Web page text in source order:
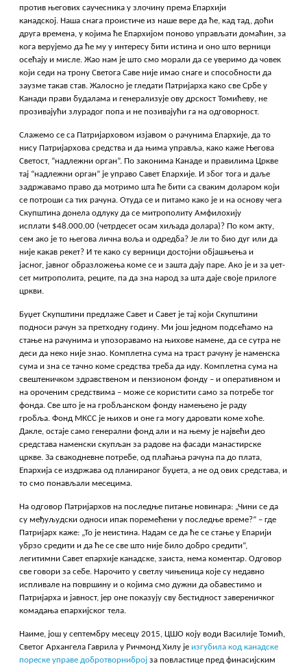
против његових саучесника у злочину према Епархији
канадској. Наша снага проистиче из наше вере да ће, кад тад, доћи
друга времена, у којима ће Епархијом поново управљати домаћин, за
кога верујемо да ће му у интересу бити истина и оно што верници
осећају и мисле. Жао нам је што смо морали да се уверимо да човек
који седи на трону Светога Саве није имао снаге и способности да
заузме такав став. Жалосно је гледати Патријарха како све Србе у
Канади прави будалама и генерализује ову дрскост Томићеву, не
прозивајући злурадог попа и не позивајући га на одговорност.
Слажемо се са Патријарховом изјавом о рачунима Епархије, да то
нису Патријархова средства и да њима управља, како каже Његова
Светост, “надлежни орган”. По законима Канаде и правилима Цркве
тај “надлежни орган” је управо Савет Епархије. И због тога и даље
задржавамо право да мотримо шта ће бити са сваким доларом који
се потроши са тих рачуна. Отуда се и питамо како је и на основу чега
Скупштина донела одлуку да се митрополиту Амфилохију
исплати $48.000.00 (четрдесет осам хиљада долара)? По ком акту,
сем ако је то његова лична воља и одредба? Је ли то био дуг или да
није какав рекет? И те како су верници достојни објашњења и
јасног, јавног образложења коме се и зашта дају паре. Ако је и за џет-
сет митрополита, реците, па да зна народ за шта даје своје прилоге
цркви.
Буџет Скупштини предлаже Савет и Савет је тај који Скупштини
подноси рачун за претходну годину. Ми још једном подсећамо на
стање на рачунима и упозоравамо на њихове намене, да се сутра не
деси да неко није знао. Комплетна сума на траст рачуну је наменска
сума и зна се тачно коме средства треба да иду. Комплетна сума на
свештеничком здравственом и пензионом фонду – и оперативном и
на ороченим средствима – може се користити само за потребе тог
фонда. Све што је на гробљанском фонду намењено је раду
гробља. Фонд МКСС је њихов и оне га могу даровати коме хоће.
Дакле, остаје само генерални фонд али и на њему је највећи део
средстава наменски скупљан за радове на фасади манастирске
цркве. За свакодневне потребе, од плаћања рачуна па до плата,
Епархија се издржава од планираног буџета, а не од ових средстава, и
то смо понављали месецима.
На одговор Патријархов на последње питање новинара: „Чини се да
су међуљудски односи ипак поремећени у последње време?“ – где
Патријарх каже: „То је неистина. Надам се да ће се стање у Епарији
убрзо средити и да ће се све што није било добро средити“,
легитимни Савет епархије канадске, заиста, нема коментар. Одговор
све говори за себе. Нарочито у светлу чињеница које су недавно
испливале на површину и о којима смо дужни да обавестимо и
Патријарха и јавност, јер оне показују сву бестидност завереничког
комадања епархијског тела.
Наиме, још у септембру месецу 2015, ЦШО коју води Василије Томић,
Светог Архангела Гаврила у Ричмонд Хилу јеизгубила код канадске
пореске управе добротворниброј за повластице пред финасијским